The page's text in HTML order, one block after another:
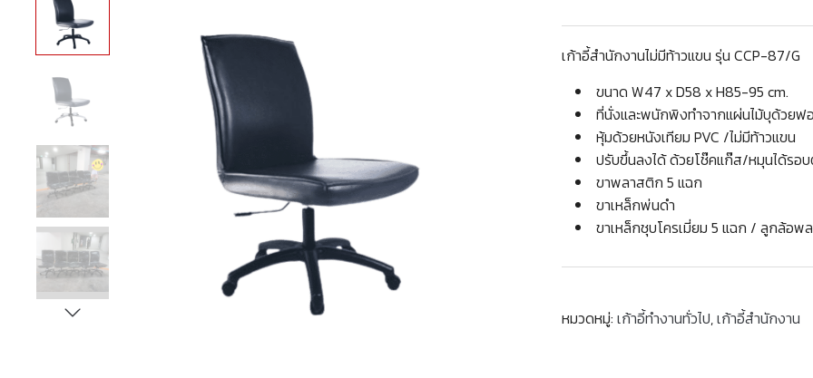
เก้าอี้สำนักงานไม่มีท้าวแขน รุ่น CCP-87/G
ขนาด W47 x D58 x H85-95 cm.
ที่นั่งและพนักพิงทำจากแผ่นไม้บุด้วยฟ
หุ้มด้วยหนังเทียม PVC /ไม่มีท้าวแขน
ปรับขึ้นลงได้ ด้วยโช๊คแก๊ส/หมุนได้รอ
ขาพลาสติก 5 แฉก
ขาเหล็กพ่นดำ
ขาเหล็กชุบโครเมี่ยม 5 แฉก / ลูกล้อพ
หมวดหมู่:เก้าอี้ทำงานทั่วไป,เก้าอี้สำนักงาน